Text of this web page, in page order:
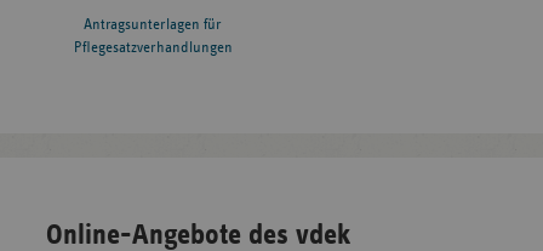
Antragsunterlagen für
Pflegesatzverhandlungen
Online-Angebote des vdek